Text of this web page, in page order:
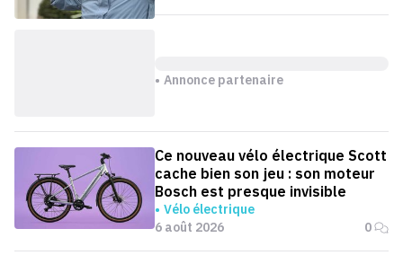
Annonce partenaire
Ce nouveau vélo électrique Scott
cache bien son jeu : son moteur
Bosch est presque invisible
Vélo électrique
6 août 2026
0